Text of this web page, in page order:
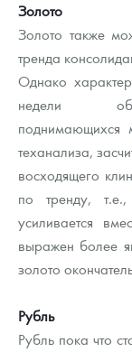
Золото
Золото также
тренда
Однако
недели
поднимающихся
теханализа,
восходящего
по тренду,
усиливается
выражен более
золото
Рубль
Рубль пока что